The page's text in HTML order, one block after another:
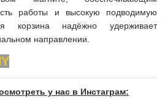
работы и высокую подводимую
корзина надёжно удерживает
направлении.
у нас в Инстаграм: